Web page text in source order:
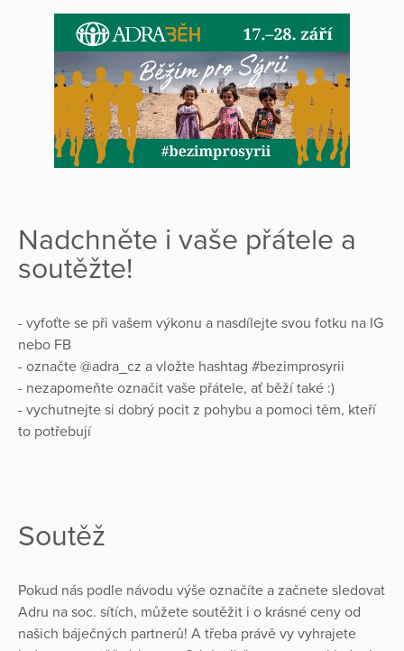
Nadchněte i vaše přátele a
soutěžte!
- vyfoťte se při vašem výkonu a nasdílejte svou fotku na IG
nebo FB
- označte @adra_cz a vložte hashtag #bezimprosyrii
- nezapomeňte označit vaše přátele, ať běží také :)
- vychutnejte si dobrý pocit z pohybu a pomoci těm, kteří
to potřebují
Soutěž
Pokud nás podle návodu výše označíte a začnete sledovat
Adru na soc. sítích, můžete soutěžit i o krásné ceny od
našich báječných partnerů! A třeba právě vy vyhrajete